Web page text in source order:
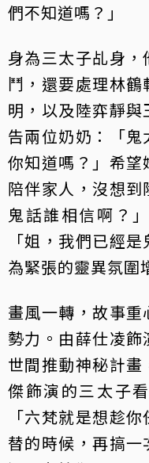
們不知道嗎？」
身為三太子乩身
鬥，還要處理林
明，以及陸弈靜
告兩位奶奶：「鬼
你知道嗎？」希
陪伴家人，沒想
鬼話誰相信啊？
「姐，我們已經
為緊張的靈異氛圍
畫風一轉，故事
勢力。由薛仕凌
世間推動神秘計
傑飾演的三太子
「六梵就是想趁
替的時候，再搞